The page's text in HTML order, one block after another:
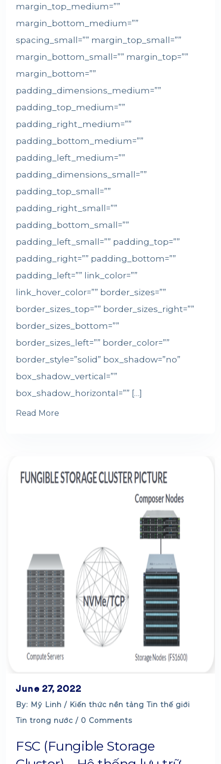
margin_top_medium=””
margin_bottom_medium=””
spacing_small=”” margin_top_small=””
margin_bottom_small=”” margin_top=””
margin_bottom=””
padding_dimensions_medium=””
padding_top_medium=””
padding_right_medium=””
padding_bottom_medium=””
padding_left_medium=””
padding_dimensions_small=””
padding_top_small=””
padding_right_small=””
padding_bottom_small=””
padding_left_small=”” padding_top=””
padding_right=”” padding_bottom=””
padding_left=”” link_color=””
link_hover_color=”” border_sizes=””
border_sizes_top=”” border_sizes_right=””
border_sizes_bottom=””
border_sizes_left=”” border_color=””
border_style=”solid” box_shadow=”no”
box_shadow_vertical=””
box_shadow_horizontal=”” […]
Read More
June 27, 2022
By: Mỹ Linh / Kiến thức nền tảng Tin thế giới
Tin trong nước / 0 Comments
FSC (Fungible Storage